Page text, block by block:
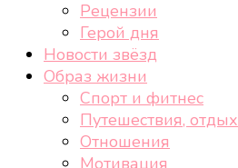
Рецензии
Герой дня
Новости звёзд
Образ жизни
Спорт и фитнес
Путешествия, отдых
Отношения
Мотивация